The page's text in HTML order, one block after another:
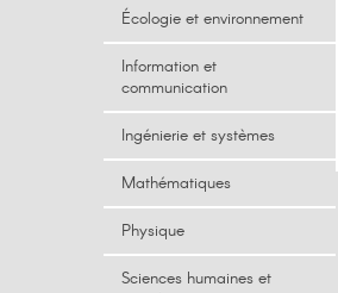
Écologie et environnement
Information et
communication
Ingénierie et systèmes
Mathématiques
Physique
Sciences humaines et